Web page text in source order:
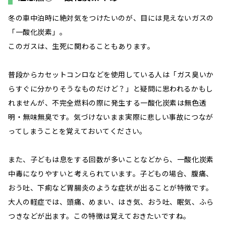
冬の車中泊時に絶対気をつけたいのが、目には見えないガスの
「一酸化炭素」。
このガスは、生死に関わることもあります。
普段からカセットコンロなどを使用している人は「ガス臭いか
らすぐに分かりそうなものだけど？」と疑問に思われるかもし
れませんが、不完全燃料の際に発生する一酸化炭素は無色透
明・無味無臭です。気づけないまま実際に悲しい事故につなが
ってしまうことを覚えておいてください。
また、子どもは息をする回数が多いことなどから、一酸化炭素
中毒になりやすいと考えられています。子どもの場合、腹痛、
おう吐、下痢など胃腸炎のような症状が出ることが特徴です。
大人の軽症では、頭痛、めまい、はき気、おう吐、眠気、ふら
つきなどが出ます。この特徴は覚えておきたいですね。